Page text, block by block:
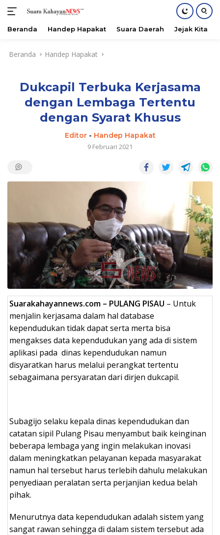
Beranda Handep Hapakat Suara Daerah Jejak Kita
Beranda Handep Hapakat
Dukcapil Terbuka Kerjasama
dengan Lembaga Tertentu
dengan Syarat Khusus
Editor- Handep Hapakat
9 Februari 2021
Suarakahayannews.com – PULANG PISAU – Untuk
menjalin kerjasama dalam hal database
kependudukan tidak dapat serta merta bisa
mengakses data kependudukan yang ada di sistem
aplikasi pada dinas kependudukan namun
disyaratkan harus melalui perangkat tertentu
sebagaimana persyaratan dari dirjen dukcapil.
Subagijo selaku kepala dinas kependudukan dan
catatan sipil Pulang Pisau menyambut baik keinginan
beberapa lembaga yang ingin melakukan inovasi
dalam meningkatkan pelayanan kepada masyarakat
namun hal tersebut harus terlebih dahulu melakukan
penyediaan peralatan serta perjanjian kedua belah
pihak.
Menurutnya data kependudukan adalah sistem yang
sangat rawan sehingga di dalam sistem tersebut ada